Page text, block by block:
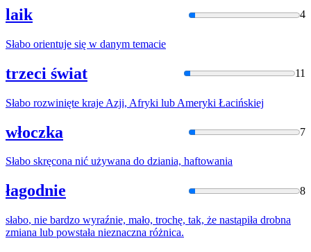
laik 4
Słabo orientuje się w danym temacie
trzeci świat 11
Słabo rozwinięte kraje Azji, Afryki lub Ameryki Łacińskiej
włoczka 7
Słabo skręcona nić używana do dziania, haftowania
łagodnie 8
słabo, nie bardzo wyraźnie, mało, trochę, tak, że nastąpiła drobna
zmiana lub powstała nieznaczna różnica.